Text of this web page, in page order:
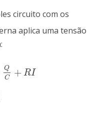
circuito com os
aplica uma tensão
Q
C
+ RI
I